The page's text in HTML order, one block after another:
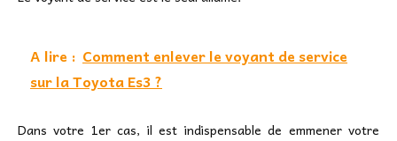
A lire : Comment enlever le voyant de service
sur la Toyota Es3 ?
Dans votre 1er cas, il est indispensable de emmener votre